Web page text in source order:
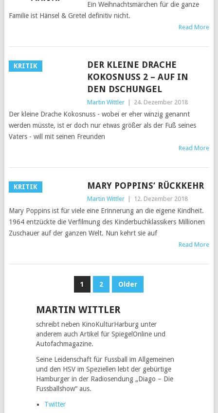
Ein Weihnachtsmärchen für die ganze
Familie ist Hänsel & Gretel definitiv nicht.
Read More
KRITIK
DER KLEINE DRACHE
KOKOSNUSS 2 – AUF IN
DEN DSCHUNGEL
Martin Wittler 24. Dezember 2018
Der kleine Drache Kokosnuss - wobei er eher winzig genannt
werden müsste, ist er doch nur etwas größer als der Fuß seines
Vaters - will mit seinen Freunden
Read More
KRITIK MARY POPPINS‘ RÜCKKEHR
Martin Wittler 12. Dezember 2018
Mary Poppins ist für viele eine Erinnerung an die eigene Kindheit.
1964 entzückte die Verfilmung des Kinderbuchklassikers Millionen
Zuschauer auf der ganzen Welt. Nun kehrt sie auf
Read More
1 2 Older
MARTIN WITTLER
schreibt neben KinoKulturHarburg unter
anderem auch Artikel für SpiegelOnline und
Autofachmagazine.
Seine Leidenschaft für Fussball im Allgemeinen
und den HSV im Speziellen lebt der gebürtige
Hamburger in der Radiosendung „Diago – Die
Fussballshow“ aus.
Twitter